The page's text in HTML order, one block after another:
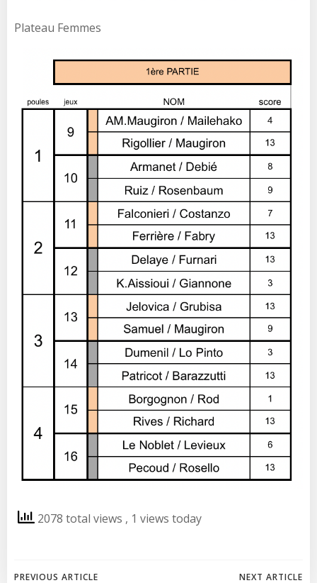
Plateau Femmes
2078 total views , 1 views today
PREVIOUS ARTICLE NEXT ARTICLE